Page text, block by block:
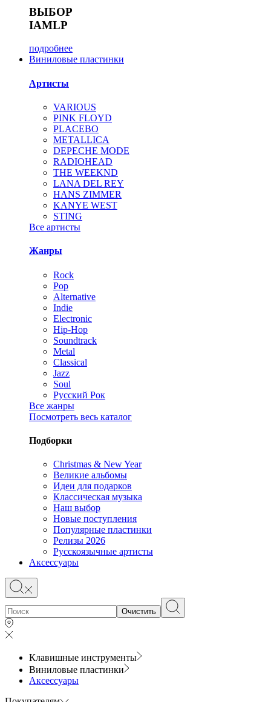
ВЫБОР
IAMLP
подробнее
Виниловые пластинки
Артисты
VARIOUS
PINK FLOYD
PLACEBO
METALLICA
DEPECHE MODE
RADIOHEAD
THE WEEKND
LANA DEL REY
HANS ZIMMER
KANYE WEST
STING
Все артисты
Жанры
Rock
Pop
Alternative
Indie
Electronic
Hip-Hop
Soundtrack
Metal
Classical
Jazz
Soul
Русский Рок
Все жанры
Посмотреть весь каталог
Подборки
Christmas & New Year
Великие альбомы
Идеи для подарков
Классическая музыка
Наш выбор
Новые поступления
Популярные пластинки
Релизы 2026
Русскоязычные артисты
Аксессуары
Очистить
Клавишные инструменты
Виниловые пластинки
Аксессуары